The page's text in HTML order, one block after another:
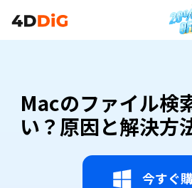
Macのファイル検
い？原因と解決方
今すぐ